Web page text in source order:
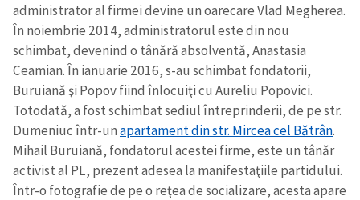
administrator al firmei devine un oarecare Vlad Megherea.
În noiembrie 2014, administratorul este din nou
schimbat, devenind o tânără absolventă, Anastasia
Ceamian. În ianuarie 2016, s-au schimbat fondatorii,
Buruiană şi Popov fiind înlocuiţi cu Aureliu Popovici.
Totodată, a fost schimbat sediul întreprinderii, de pe str.
Dumeniuc într-unapartament din str. Mircea cel Bătrân.
Mihail Buruiană, fondatorul acestei firme, este un tânăr
activist al PL, prezent adesea la manifestaţiile partidului.
Într-o fotografie de pe o reţea de socializare, acesta apare